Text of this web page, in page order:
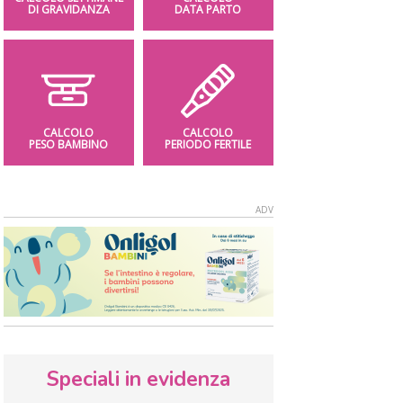
DI GRAVIDANZA DATA PARTO
CALCOLO
PESO BAMBINO
CALCOLO
PERIODO FERTILE
Speciali in evidenza